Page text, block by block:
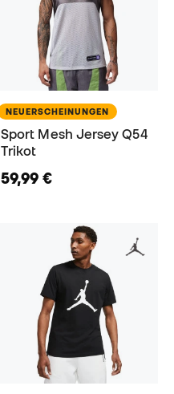
NEUERSCHEINUNGEN
Sport Mesh Jersey Q54
Trikot
59,99 €